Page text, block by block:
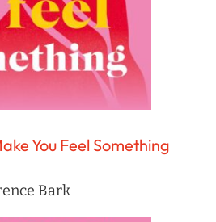
You Feel Something
Bark